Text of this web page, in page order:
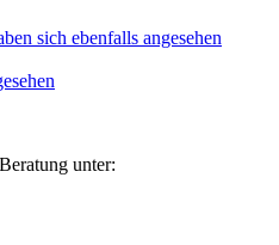
sich ebenfalls angesehen
unter: